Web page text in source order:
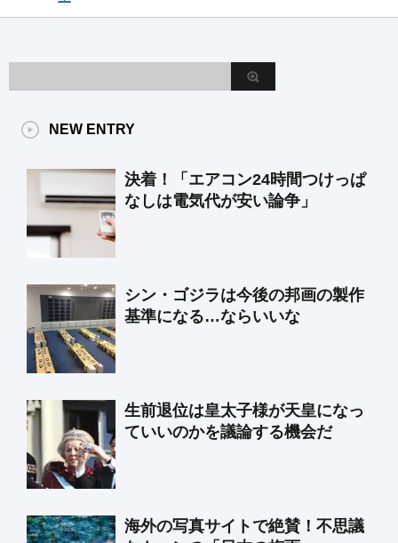
NEW ENTRY
決着！「エアコン24時間つけっぱ
なしは電気代が安い論争」
シン・ゴジラは今後の邦画の製作
基準になる…ならいいな
生前退位は皇太子様が天皇になっ
ていいのかを議論する機会だ
海外の写真サイトで絶賛！不思議